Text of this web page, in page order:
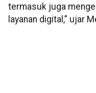
termasuk juga
layanan digital,” ujar